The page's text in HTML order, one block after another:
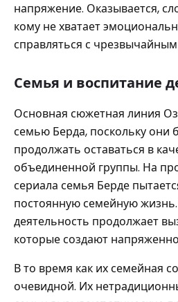
напряжение. Оказывается,
кому не хватает
справляться с
Семья и воспитание
Основная сюжетная линия
семью Берда, поскольку они
продолжать оставаться в
объединенной группы. На
сериала семья Берде
постоянную семейную
деятельность продолжает
которые создают
В то время как их семейная
очевидной. Их